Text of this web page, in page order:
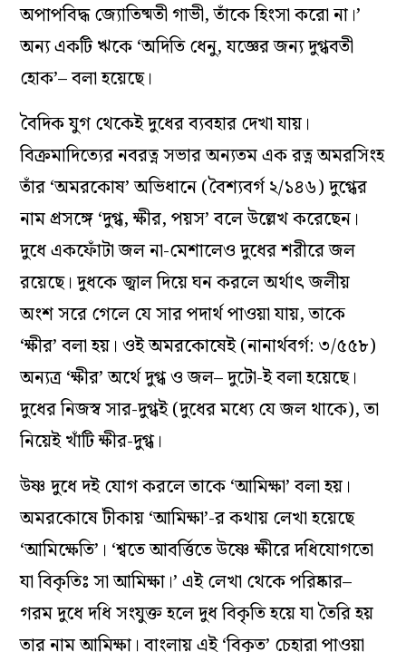
অপাপবিদ্ধ জ্যোতিষ্মতী গাভী, তাঁকে হিংসা করো না।’
অন‌্য একটি ঋকে ‘অদিতি ধেনু, যজ্ঞের জন‌্য দুগ্ধবতী
হোক’– বলা হয়েছে।
বৈদিক যুগ থেকেই দুধের ব‌্যবহার দেখা যায়।
বিক্রমাদিত্যের নবরত্ন সভার অন‌্যতম এক রত্ন অমরসিংহ
তাঁর ‘অমরকোষ’ অভিধানে (বৈশ্যবর্গ ২/১৪৬) দুগ্ধের
নাম প্রসঙ্গে ‘দুগ্ধ, ক্ষীর, পয়স’ বলে উল্লেখ করেছেন।
দুধে একফোঁটা জল না-মেশালেও দুধের শরীরে জল
রয়েছে। দুধকে জ্বাল দিয়ে ঘন করলে অর্থাৎ জলীয়
অংশ সরে গেলে যে সার পদার্থ পাওয়া যায়, তাকে
‘ক্ষীর’ বলা হয়। ওই অমরকোষেই (নানার্থবর্গ: ৩/৫৫৮)
অন‌্যত্র ‘ক্ষীর’ অর্থে দুগ্ধ ও জল– দুটো-ই বলা হয়েছে।
দুধের নিজস্ব সার-দুগ্ধই (দুধের মধ্যে যে জল থাকে), তা
নিয়েই খাঁটি ক্ষীর-দুগ্ধ।
উষ্ণ দুধে দই যোগ করলে তাকে ‘আমিক্ষা’ বলা হয়।
অমরকোষে টীকায় ‘আমিক্ষা’-র কথায় লেখা হয়েছে
‘আমিক্ষেতি’। ‘শ্বতে আবর্ত্তিতে উষ্ণে ক্ষীরে দধিযোগতো
যা বিকৃতিঃ সা আমিক্ষা।’ এই লেখা থেকে পরিষ্কার–
গরম দুধে দধি সংযুক্ত হলে দুধ বিকৃতি হয়ে যা তৈরি হয়
তার নাম আমিক্ষা। বাংলায় এই ‘বিকৃত’ চেহারা পাওয়া